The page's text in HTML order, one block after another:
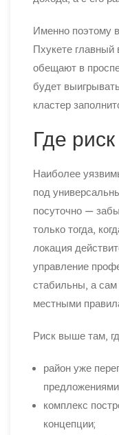
Именно поэтому
Пхукете главный
обещают в
будет
кластер
Где
Наиболее
под
посуточно —
только тогда,
локация
управление
стабильны, а
местными
Риск выше там,
район уже
комплекс
концепции;